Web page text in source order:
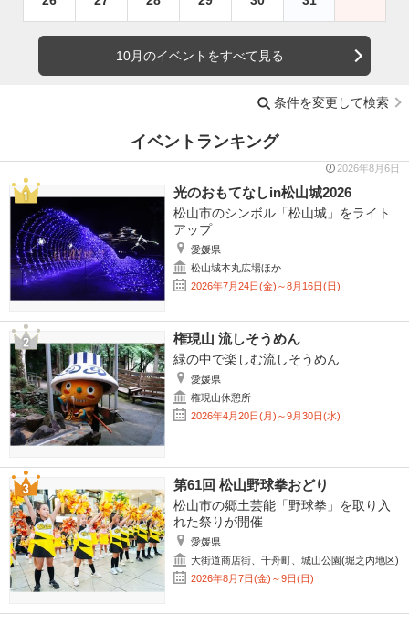
10月のイベントをすべて見る
条件を変更して検索
イベントランキング
2026年8月6日
光のおもてなしin松山城2026
松山市のシンボル「松山城」をライト
アップ
愛媛県
松山城本丸広場ほか
2026年7月24日(金)～8月16日(日)
権現山 流しそうめん
緑の中で楽しむ流しそうめん
愛媛県
権現山休憩所
2026年4月20日(月)～9月30日(水)
第61回 松山野球拳おどり
松山市の郷土芸能「野球拳」を取り入
れた祭りが開催
愛媛県
大街道商店街、千舟町、城山公園(堀之内地区)
2026年8月7日(金)～9日(日)